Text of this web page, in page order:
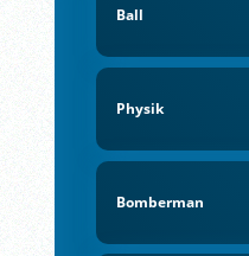
Ball
Physik
Bomberman